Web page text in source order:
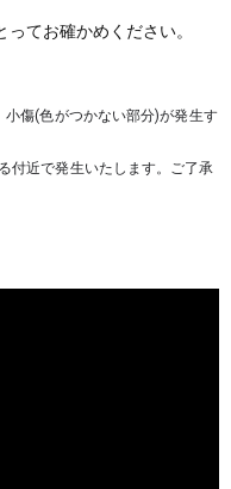
てお確かめください。
傷(色がつかない部分)が発生す
付近で発生いたします。ご了承